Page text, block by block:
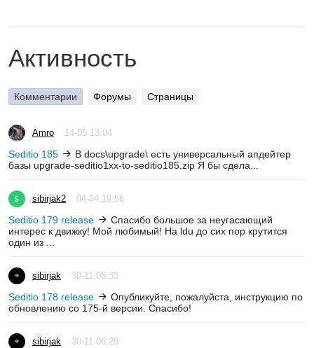
Активность
Комментарии Форумы Страницы
Amro 14-05 13:04
Seditio 185
В docs\upgrade\ есть универсальный апдейтер
базы upgrade-seditio1xx-to-seditio185.zip Я бы сдела...
sibirjak2 04-04 19:56
Seditio 179 release
Спасибо большое за неугасающий
интерес к движку! Мой любимый! На ldu до сих пор крутится
один из ...
sibirjak 30-11 06:33
Seditio 178 release
Опубликуйте, пожалуйста, инструкцию по
обновлению со 175-й версии. Спасибо!
sibirjak 30-11 06:29